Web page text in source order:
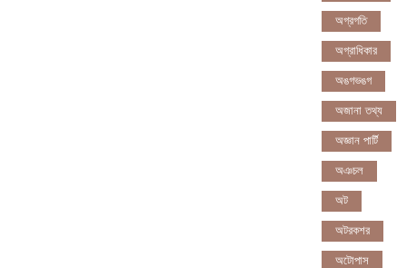
অগ্রগতি
অগ্রাধিকার
অঙগভঙগ
অজানা তথ্য
অজ্ঞান পার্টি
অঞচল
অট
অটরকশর
অটোপাস